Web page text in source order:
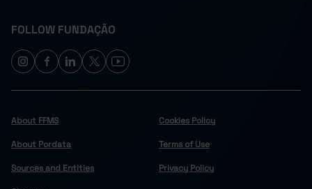
FOLLOW FUNDAÇÃO
About FFMS
About Pordata
Sources and Entities
Cookies Policy
Terms of Use
Privacy Policy